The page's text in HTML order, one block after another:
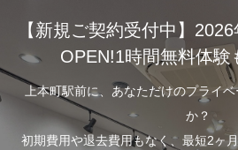
【新規ご契約受付中】
OPEN!1時間無料体験
上本町駅前に、あなただけのプライ
か？
初期費用や退去費用もなく、最短2ヶ